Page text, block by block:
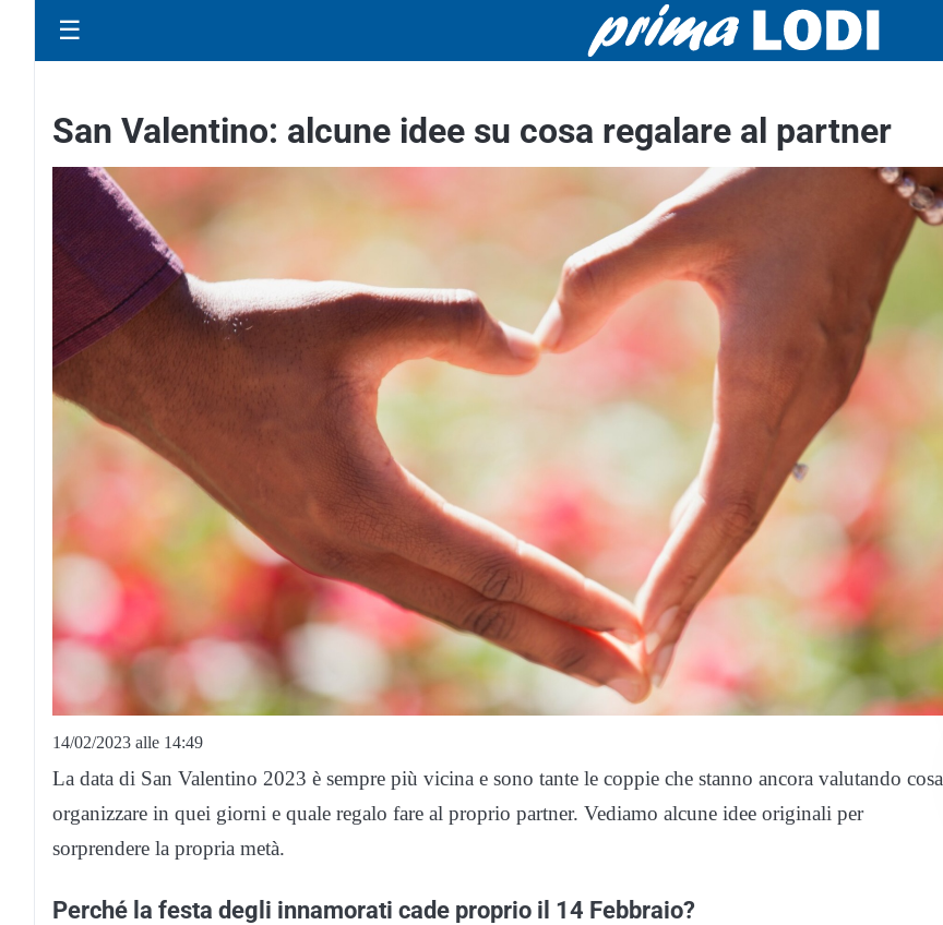
☰
San Valentino: alcune idee su cosa regalare al partner
14/02/2023 alle 14:49
La data di San Valentino 2023 è sempre più vicina e sono tante le coppie che stanno ancora valutando cosa
organizzare in quei giorni e quale regalo fare al proprio partner. Vediamo alcune idee originali per
sorprendere la propria metà.
Perché la festa degli innamorati cade proprio il 14 Febbraio?